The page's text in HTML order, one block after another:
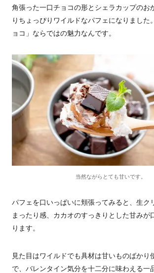
角張った一口チョコの形とシェラカップのお
りちょっぴりワイルドなパフェになりました
ョコ」ならではの魅力なんです。
当然ながらとても甘いです。
パフェを口いっぱいに頬張ってみると、生ク
まったり感、カカオのすっきりとした甘みが
ります。
見た目はワイルドでも具材は甘いものばかり
で、バレンタイン気分を十二分に味わえる一